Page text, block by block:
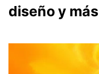
diseño y más